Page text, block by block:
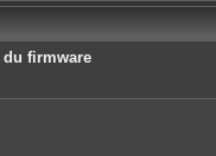
n
du firmware